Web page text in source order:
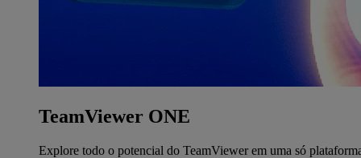
TeamViewer ONE
Explore todo o potencial do TeamViewer em uma só